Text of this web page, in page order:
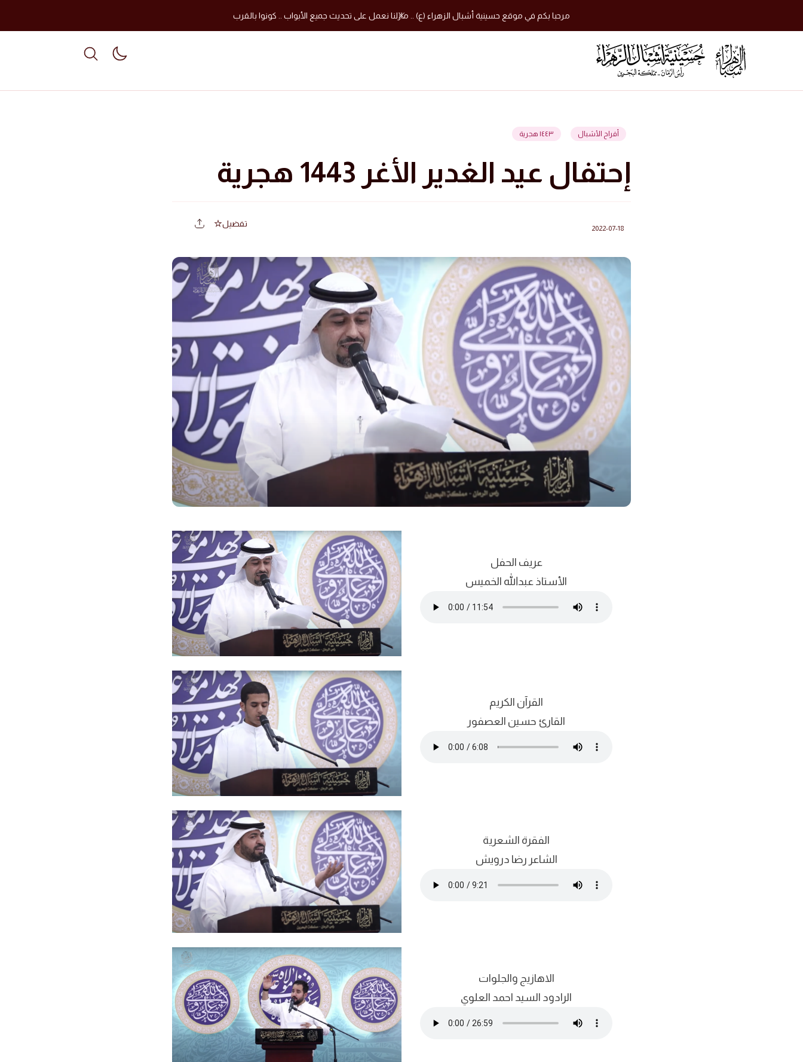
مرحبا بكم في موقع حسينية أشبال الزهراء (ع) .. مازلنا نعمل على تحديث جميع الأبواب .. كونوا بالقرب
dark mode
أفراح الأشبال ١٤٤٣ هجرية
إحتفال عيد الغدير الأغر 1443 هجرية
2022-07-18 تفضيل
عريف الحفل
الأستاذ عبدالله الخميس
القرآن الكريم
القارئ حسين العصفور
الفقرة الشعرية
الشاعر رضا درويش
الاهازيج والجلوات
الرادود السيد احمد العلوي